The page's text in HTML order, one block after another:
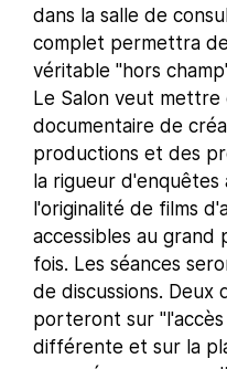
dans la salle de
complet permettra
véritable "hors
Le Salon veut
documentaire de
productions et des
la rigueur
l'originalité de films
accessibles au grand
fois. Les séances
de discussions.
porteront sur
différente et sur la